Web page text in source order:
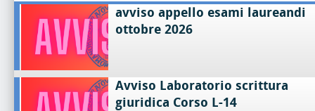
avviso appello esami laureandi
ottobre 2026
Avviso Laboratorio scrittura
giuridica Corso L-14